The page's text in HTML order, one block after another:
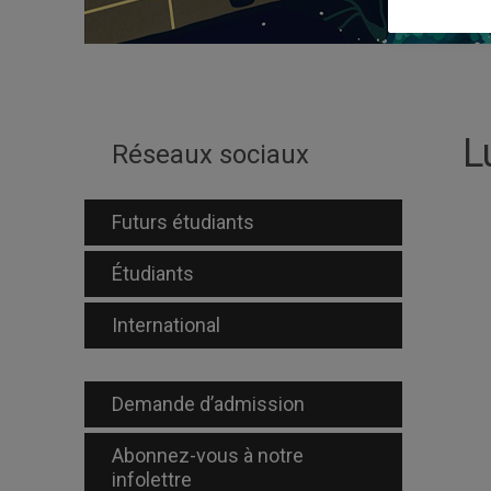
Réseaux sociaux
Futurs étudiants
Étudiants
International
Demande d’admission
Abonnez-vous à notre
infolettre